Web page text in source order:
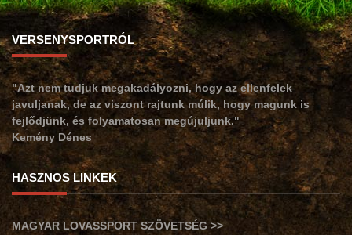
VERSENYSPORTRÓL
"Azt nem tudjuk megakadályozni, hogy az ellenfelek
javuljanak, de az viszont rajtunk múlik, hogy magunk is
fejlődjünk, és folyamatosan megújuljunk."
Kemény Dénes
HASZNOS LINKEK
MAGYAR LOVASSPORT SZÖVETSÉG >>